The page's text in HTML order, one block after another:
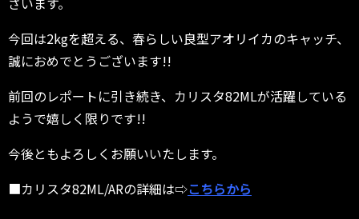
今回は2kgを超える、春らしい良型アオリイカのキャッチ、
誠におめでとうございます!!
前回のレポートに引き続き、カリスタ82MLが活躍している
ようで嬉しく限りです!!
今後ともよろしくお願いいたします。
■カリスタ82ML/ARの詳細は⇨こちらから